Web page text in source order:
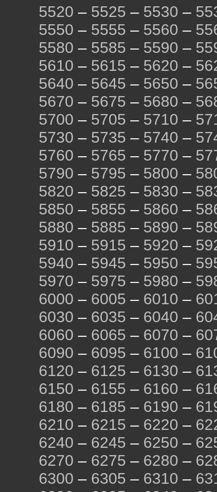
5520 – 5525 – 5530 –
5550 – 5555 – 5560 –
5580 – 5585 – 5590 –
5610 – 5615 – 5620 –
5640 – 5645 – 5650 –
5670 – 5675 – 5680 –
5700 – 5705 – 5710 –
5730 – 5735 – 5740 –
5760 – 5765 – 5770 –
5790 – 5795 – 5800 –
5820 – 5825 – 5830 –
5850 – 5855 – 5860 –
5880 – 5885 – 5890 –
5910 – 5915 – 5920 –
5940 – 5945 – 5950 –
5970 – 5975 – 5980 –
6000 – 6005 – 6010 –
6030 – 6035 – 6040 –
6060 – 6065 – 6070 –
6090 – 6095 – 6100 –
6120 – 6125 – 6130 –
6150 – 6155 – 6160 –
6180 – 6185 – 6190 –
6210 – 6215 – 6220 –
6240 – 6245 – 6250 –
6270 – 6275 – 6280 –
6300 – 6305 – 6310 –